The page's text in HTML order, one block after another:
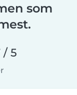
som
/ 5